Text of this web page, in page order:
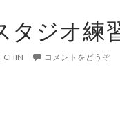
タジオ練
コメントをどうぞ